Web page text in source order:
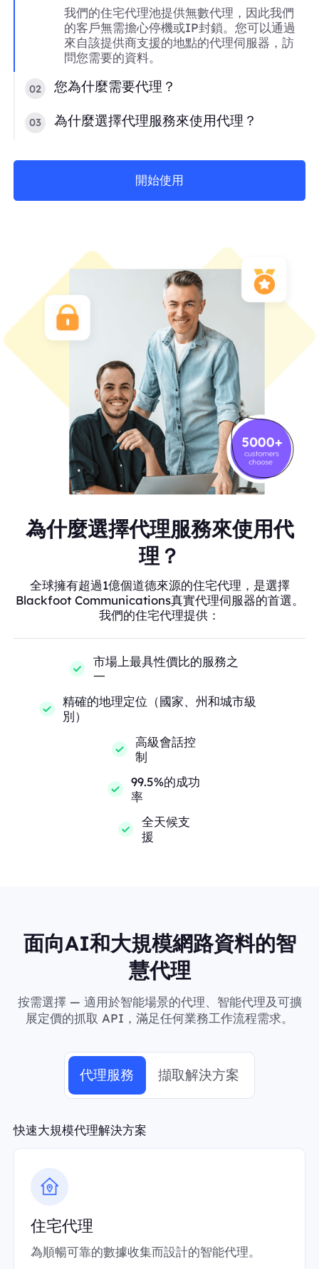
我們的住宅代理池提供無數代理，因此我們
的客戶無需擔心停機或IP封鎖。您可以通過
來自該提供商支援的地點的代理伺服器，訪
問您需要的資料。
02 您為什麼需要代理？
03 為什麼選擇代理服務來使用代理？
開始使用
為什麼選擇代理服務來使用代
理？
全球擁有超過1億個道德來源的住宅代理，是選擇
Blackfoot Communications真實代理伺服器的首選。
我們的住宅代理提供：
市場上最具性價比的服務之
一
精確的地理定位（國家、州和城市級
別）
高級會話控
制
99.5%的成功
率
全天候支
援
面向AI和大規模網路資料的智
慧代理
按需選擇 — 適用於智能場景的代理、智能代理及可擴
展定價的抓取 API，滿足任何業務工作流程需求。
代理服務 擷取解決方案
快速大規模代理解決方案
住宅代理
為順暢可靠的數據收集而設計的智能代理。